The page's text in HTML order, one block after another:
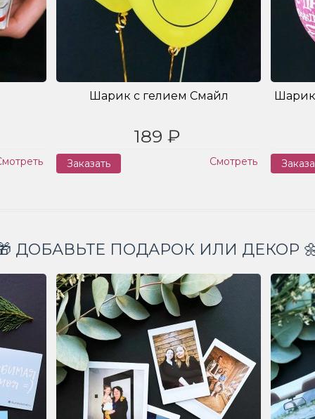
Шарик с гелием Смайл
189 ₽
Заказать Смотреть
ДОБАВЬТЕ ПОДАРОК ИЛИ ДЕКОР